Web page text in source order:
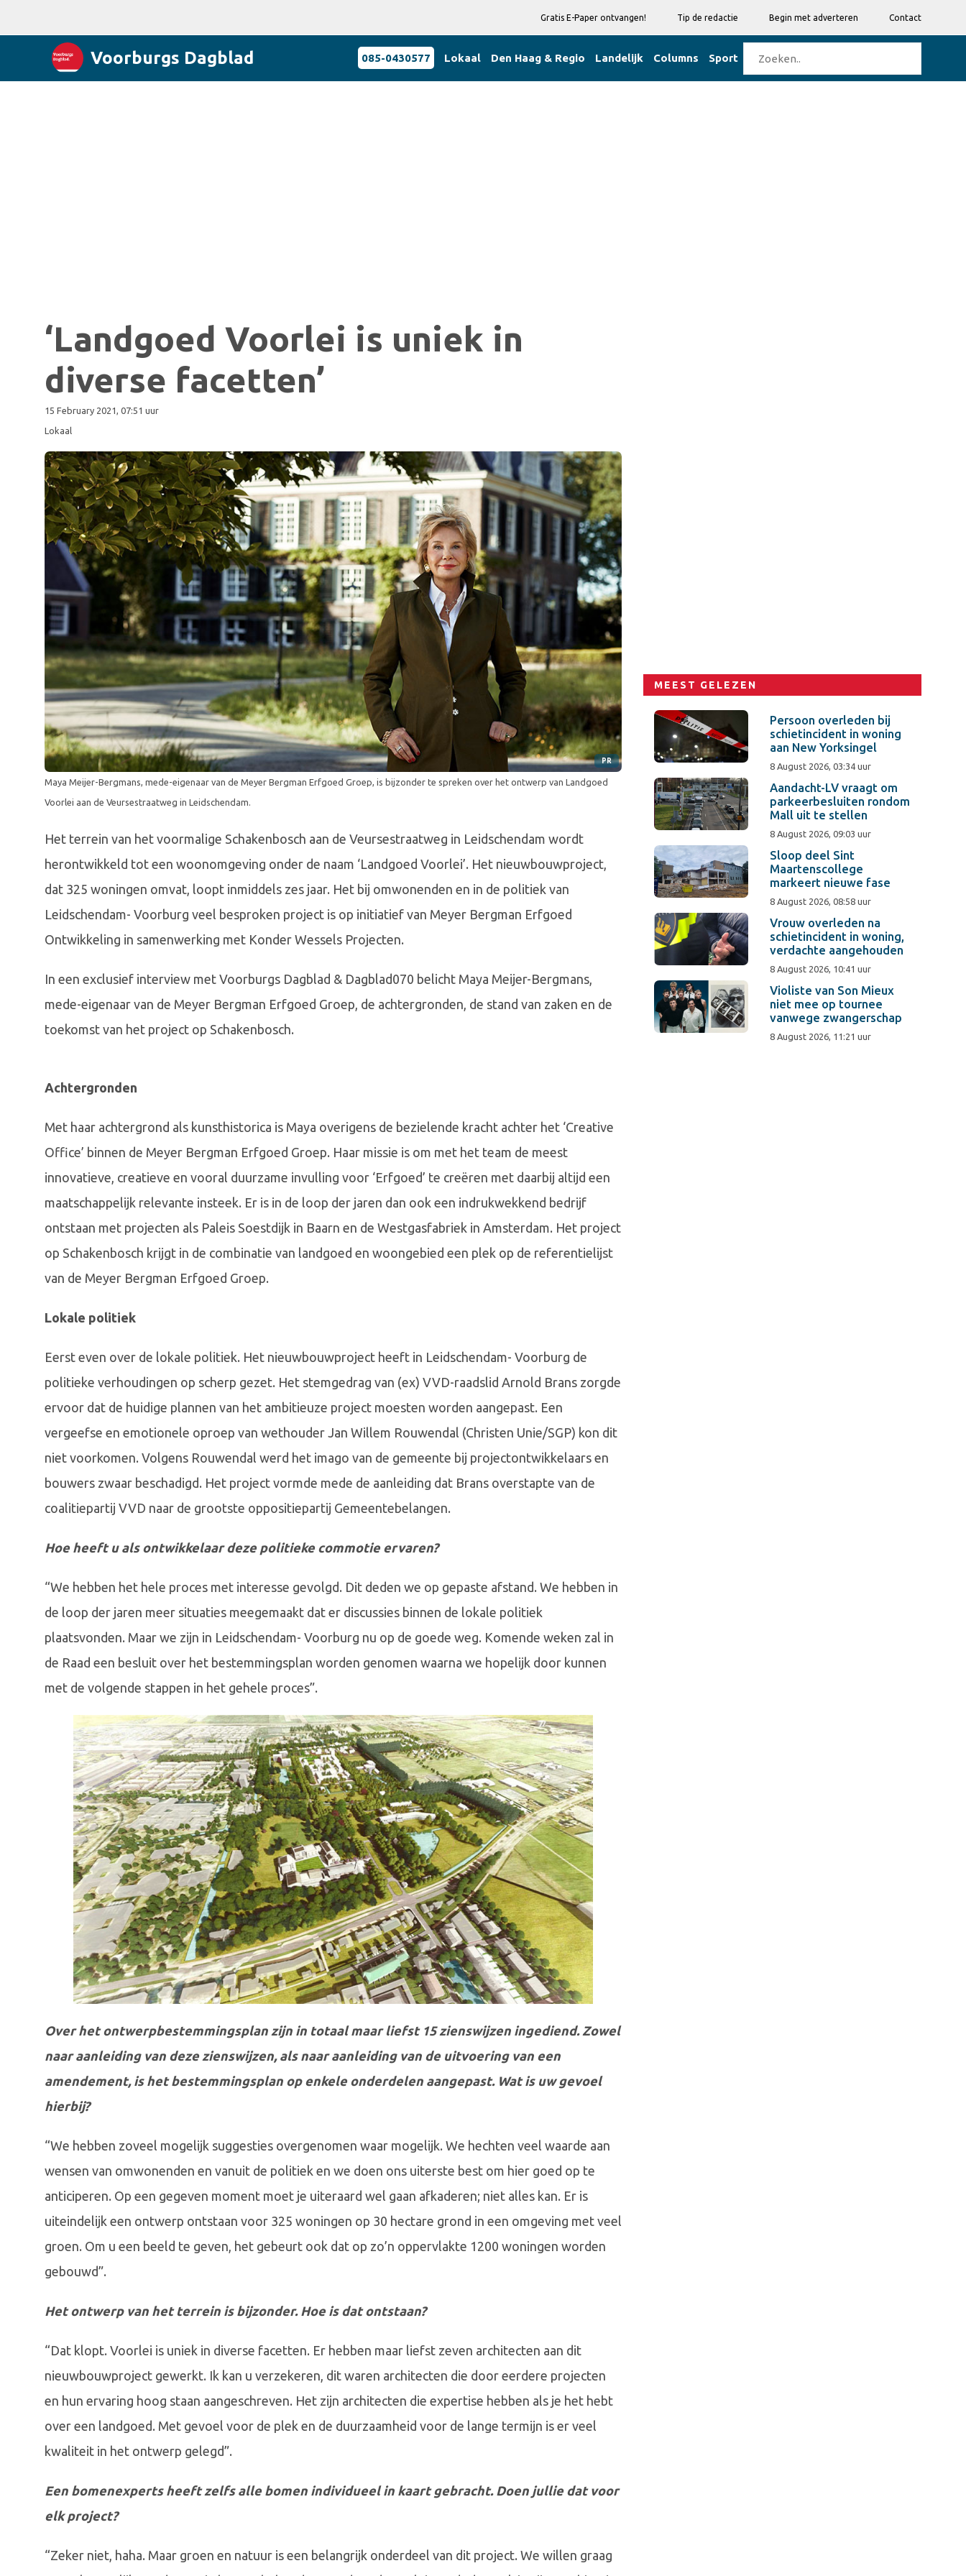
Gratis E-Paper ontvangen! Tip de redactie Begin met adverteren Contact
Voorburgs Dagblad 085-0430577 Lokaal Den Haag & Regio Landelijk Columns Sport
‘Landgoed Voorlei is uniek in
diverse facetten’
15 February 2021, 07:51 uur
Lokaal
PR
Maya Meijer-Bergmans, mede-eigenaar van de Meyer Bergman Erfgoed Groep, is bijzonder te spreken over het ontwerp van Landgoed
Voorlei aan de Veursestraatweg in Leidschendam.
Het terrein van het voormalige Schakenbosch aan de Veursestraatweg in Leidschendam wordt
herontwikkeld tot een woonomgeving onder de naam ‘Landgoed Voorlei’. Het nieuwbouwproject,
dat 325 woningen omvat, loopt inmiddels zes jaar. Het bij omwonenden en in de politiek van
Leidschendam- Voorburg veel besproken project is op initiatief van Meyer Bergman Erfgoed
Ontwikkeling in samenwerking met Konder Wessels Projecten.
In een exclusief interview met Voorburgs Dagblad & Dagblad070 belicht Maya Meijer-Bergmans,
mede-eigenaar van de Meyer Bergman Erfgoed Groep, de achtergronden, de stand van zaken en de
toekomst van het project op Schakenbosch.
Achtergronden
Met haar achtergrond als kunsthistorica is Maya overigens de bezielende kracht achter het ‘Creative
Office’ binnen de Meyer Bergman Erfgoed Groep. Haar missie is om met het team de meest
innovatieve, creatieve en vooral duurzame invulling voor ‘Erfgoed’ te creëren met daarbij altijd een
maatschappelijk relevante insteek. Er is in de loop der jaren dan ook een indrukwekkend bedrijf
ontstaan met projecten als Paleis Soestdijk in Baarn en de Westgasfabriek in Amsterdam. Het project
op Schakenbosch krijgt in de combinatie van landgoed en woongebied een plek op de referentielijst
van de Meyer Bergman Erfgoed Groep.
Lokale politiek
Eerst even over de lokale politiek. Het nieuwbouwproject heeft in Leidschendam- Voorburg de
politieke verhoudingen op scherp gezet. Het stemgedrag van (ex) VVD-raadslid Arnold Brans zorgde
ervoor dat de huidige plannen van het ambitieuze project moesten worden aangepast. Een
vergeefse en emotionele oproep van wethouder Jan Willem Rouwendal (Christen Unie/SGP) kon dit
niet voorkomen. Volgens Rouwendal werd het imago van de gemeente bij projectontwikkelaars en
bouwers zwaar beschadigd. Het project vormde mede de aanleiding dat Brans overstapte van de
coalitiepartij VVD naar de grootste oppositiepartij Gemeentebelangen.
Hoe heeft u als ontwikkelaar deze politieke commotie ervaren?
“We hebben het hele proces met interesse gevolgd. Dit deden we op gepaste afstand. We hebben in
de loop der jaren meer situaties meegemaakt dat er discussies binnen de lokale politiek
plaatsvonden. Maar we zijn in Leidschendam- Voorburg nu op de goede weg. Komende weken zal in
de Raad een besluit over het bestemmingsplan worden genomen waarna we hopelijk door kunnen
met de volgende stappen in het gehele proces”.
Over het ontwerpbestemmingsplan zijn in totaal maar liefst 15 zienswijzen ingediend. Zowel
naar aanleiding van deze zienswijzen, als naar aanleiding van de uitvoering van een
amendement, is het bestemmingsplan op enkele onderdelen aangepast. Wat is uw gevoel
hierbij?
“We hebben zoveel mogelijk suggesties overgenomen waar mogelijk. We hechten veel waarde aan
wensen van omwonenden en vanuit de politiek en we doen ons uiterste best om hier goed op te
anticiperen. Op een gegeven moment moet je uiteraard wel gaan afkaderen; niet alles kan. Er is
uiteindelijk een ontwerp ontstaan voor 325 woningen op 30 hectare grond in een omgeving met veel
groen. Om u een beeld te geven, het gebeurt ook dat op zo’n oppervlakte 1200 woningen worden
gebouwd”.
Het ontwerp van het terrein is bijzonder. Hoe is dat ontstaan?
“Dat klopt. Voorlei is uniek in diverse facetten. Er hebben maar liefst zeven architecten aan dit
nieuwbouwproject gewerkt. Ik kan u verzekeren, dit waren architecten die door eerdere projecten
en hun ervaring hoog staan aangeschreven. Het zijn architecten die expertise hebben als je het hebt
over een landgoed. Met gevoel voor de plek en de duurzaamheid voor de lange termijn is er veel
kwaliteit in het ontwerp gelegd”.
Een bomenexperts heeft zelfs alle bomen individueel in kaart gebracht. Doen jullie dat voor
elk project?
“Zeker niet, haha. Maar groen en natuur is een belangrijk onderdeel van dit project. We willen graag
MEEST GELEZEN
Persoon overleden bij
schietincident in woning
aan New Yorksingel
8 August 2026, 03:34 uur
Aandacht-LV vraagt om
parkeerbesluiten rondom
Mall uit te stellen
8 August 2026, 09:03 uur
Sloop deel Sint
Maartenscollege
markeert nieuwe fase
8 August 2026, 08:58 uur
Vrouw overleden na
schietincident in woning,
verdachte aangehouden
8 August 2026, 10:41 uur
Violiste van Son Mieux
niet mee op tournee
vanwege zwangerschap
8 August 2026, 11:21 uur